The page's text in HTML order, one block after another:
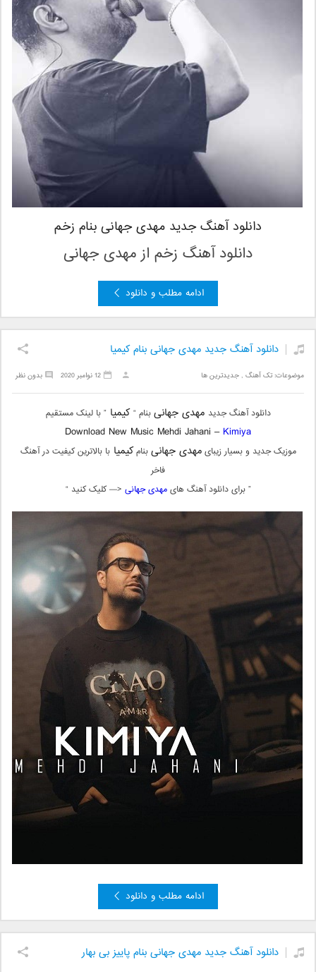
دانلود آهنگ جدید مهدی جهانی بنام زخم
دانلود آهنگ زخم از مهدی جهانی
ادامه مطلب و دانلود
دانلود آهنگ جدید مهدی جهانی بنام کیمیا
موضوعات:تک آهنگ ,جدیدترین ها بدون نظر 12 نوامبر 2020
دانلود آهنگ جدید مهدی جهانیبنام “کیمیا” با لینک مستقیم
Download New Music Mehdi Jahani – Kimiya
موزیک جدید و بسیار زیبایمهدی جهانیبنامکیمیابا بالاترین کیفیت در آهنگ
فاخر
” برای دانلود آهنگ هایمهدی جهانی <— کلیک کنید “
ادامه مطلب و دانلود
دانلود آهنگ جدید مهدی جهانی بنام پاییز بی بهار